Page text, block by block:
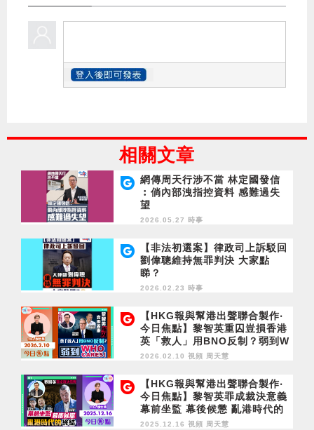
相關文章
網傳周天行涉不當 林定國發信
︰倘內部洩指控資料 感難過失
望
2026.05.27 時事
【非法初選案】律政司上訴駁回
劉偉聰維持無罪判決 大家點
睇？
2026.02.23 時事
【HKG報與幫港出聲聯合製作‧
今日焦點】黎智英重囚豈損香港
英「救人」用BNO反制？弱到W
ho Cares！
2026.02.10 視頻 周天慧
【HKG報與幫港出聲聯合製作‧
今日焦點】黎智英罪成裁決意義
幕前坐監 幕後候懲 亂港時代的
終結
2025.12.16 視頻 周天慧